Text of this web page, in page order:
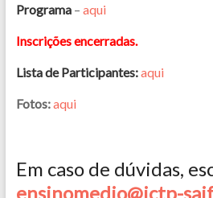
Programa– aqui
Inscrições encerradas.
Lista de Participantes:aqui
Fotos:aqui
Em caso de dúvidas,
ensinomedio@ictp-